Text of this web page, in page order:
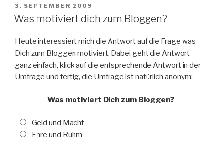
VERÖFFENTLICHT
AM
3. SEPTEMBER 2009
Was motiviert dich zum Bloggen?
Heute interessiert mich die Antwort auf die Frage was
Dich zum Bloggen motiviert. Dabei geht die Antwort
ganz einfach, klick auf die entsprechende Antwort in der
Umfrage und fertig, die Umfrage ist natürlich anonym:
Was motiviert Dich zum Bloggen?
Geld und Macht
Ehre und Ruhm